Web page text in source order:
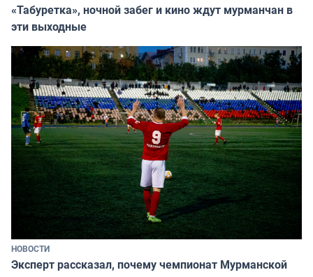
«Табуретка», ночной забег и кино ждут мурманчан в
эти выходные
НОВОСТИ
Эксперт рассказал, почему чемпионат Мурманской